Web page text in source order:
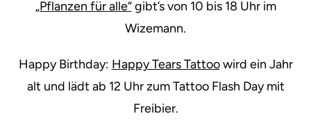
„Pflanzen für alle“gibt’s von 10 bis 18 Uhr im
Wizemann.
Happy Birthday: Happy Tears Tattoowird ein Jahr
alt und lädt ab 12 Uhr zum Tattoo Flash Day mit
Freibier.